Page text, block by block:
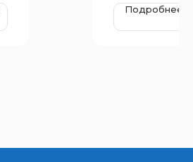
мм и 650 мм
Подробнее